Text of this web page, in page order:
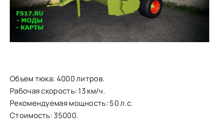
Объем тюка: 4000 литров.
Рабочая скорость: 13 км/ч.
Рекомендуемая мощность: 50 л.с.
Стоимость: 35000.